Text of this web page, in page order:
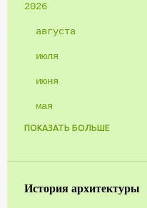
2026
августа
июля
июня
мая
2025
ПОКАЗАТЬ БОЛЬШЕ
История архитектуры